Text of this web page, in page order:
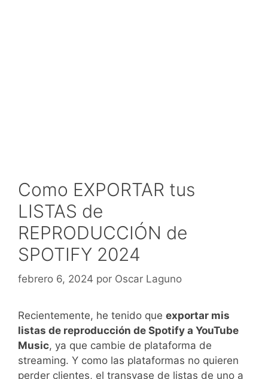
Como EXPORTAR tus
LISTAS de
REPRODUCCIÓN de
SPOTIFY 2024
febrero 6, 2024 por Oscar Laguno
Recientemente, he tenido que exportar mis
listas de reproducción de Spotify a YouTube
Music, ya que cambie de plataforma de
streaming. Y como las plataformas no quieren
perder clientes, el transvase de listas de uno a